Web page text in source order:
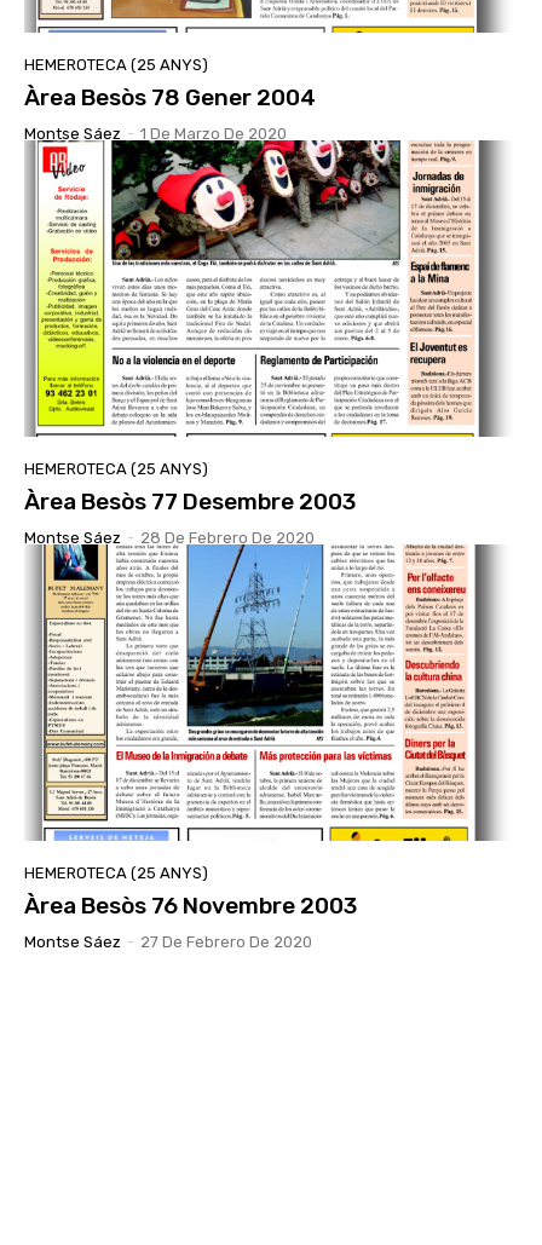
HEMEROTECA (25 ANYS)
Àrea Besòs 78 Gener 2004
Montse Sáez - 1 De Marzo De 2020
HEMEROTECA (25 ANYS)
Àrea Besòs 77 Desembre 2003
Montse Sáez - 28 De Febrero De 2020
HEMEROTECA (25 ANYS)
Àrea Besòs 76 Novembre 2003
Montse Sáez - 27 De Febrero De 2020